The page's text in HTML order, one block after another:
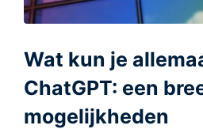
Wat kun je
ChatGPT: een
mogelijkheden